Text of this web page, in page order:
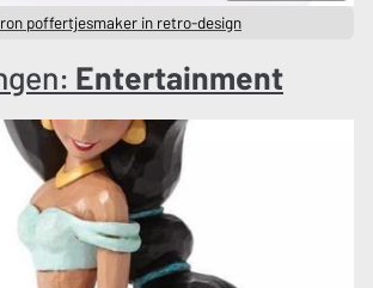
poffertjesmaker in retro-design
Entertainment